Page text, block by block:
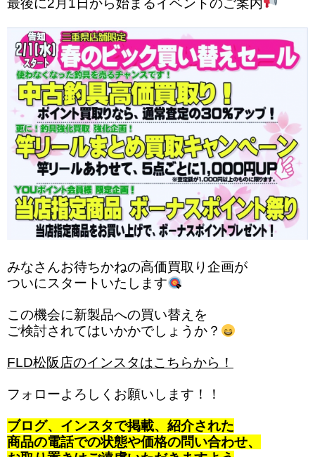
みなさんお待ちかねの高価買取り企画が
ついにスタートいたします
この機会に新製品への買い替えを
ご検討されてはいかかでしょうか？
FLD松阪店のインスタはこちらから！
フォローよろしくお願いします！！
ブログ、インスタで掲載、紹介された
商品の電話での状態や価格の問い合わせ、